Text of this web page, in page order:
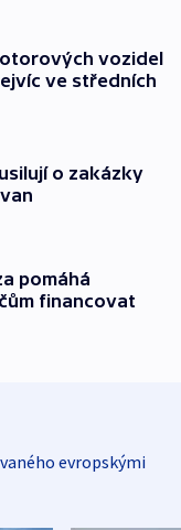
vozidel
ve středních
o zakázky
pomáhá
financovat
evropskými